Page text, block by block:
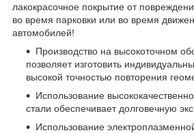
лакокрасочное покрытие от
во время парковки или во время
автомобилей!
Производство на высокоточном
позволяет изготовить
высокой точностью повторения
Использование
стали обеспечивает долговечную
Использование